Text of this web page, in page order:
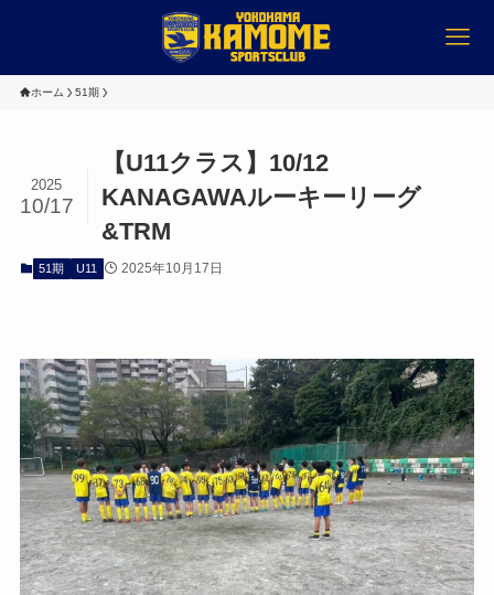
ホーム 51期
【U11クラス】10/12
KANAGAWAルーキーリーグ
&TRM
2025
10/17
51期 U11 2025年10月17日